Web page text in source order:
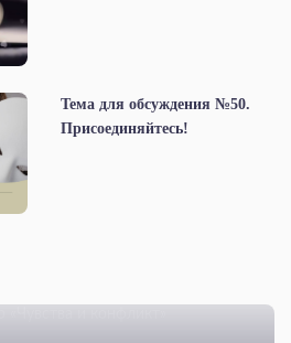
Тема для обсуждения №50.
Присоединяйтесь!